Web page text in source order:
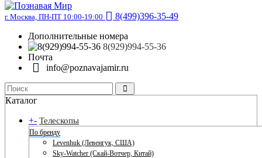
г. Москва, ПН-ПТ 10:00-19:00
8(499)396-35-49
Дополнительные номера
8(929)994-55-36
Почта
info@poznavajamir.ru
Каталог
+- Телескопы
По бренду
Levenhuk (Левенгук, США)
Sky-Watcher (Скай-Вотчер, Китай)